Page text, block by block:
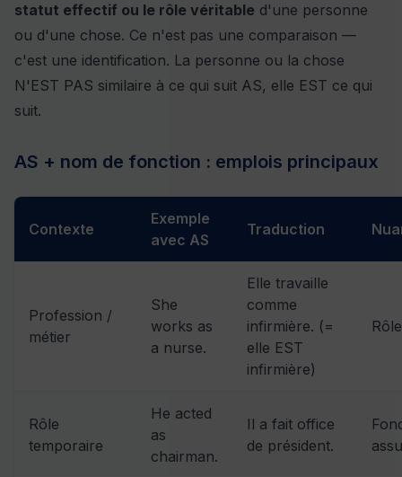
statut effectif ou le rôle véritable d'une personne
ou d'une chose. Ce n'est pas une comparaison —
c'est une identification. La personne ou la chose
N'EST PAS similaire à ce qui suit AS, elle EST ce qui
suit.
AS + nom de fonction : emplois principaux
Contexte
Exemple
avec AS
Traduction
Profession /
métier
She
works as
a nurse.
Elle travaille
comme
infirmière. (=
elle EST
infirmière)
Rôle
temporaire
He acted
as
chairman.
Il a fait office
de président.